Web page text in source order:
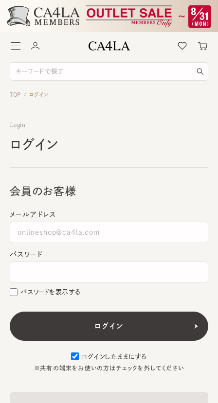
TOP / ログイン
Login
ログイン
会員のお客様
メールアドレス
パスワード
パスワードを表示する
ログインしたままにする
※共有の端末をお使いの方はチェックを外してください